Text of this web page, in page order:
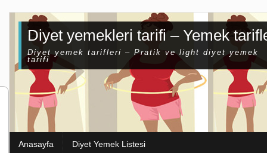
Diyet yemekleri tarifi – Yemek
Diyet yemek tarifleri – Pratik ve light diyet yemek
tarifi
Anasayfa Diyet Yemek Listesi